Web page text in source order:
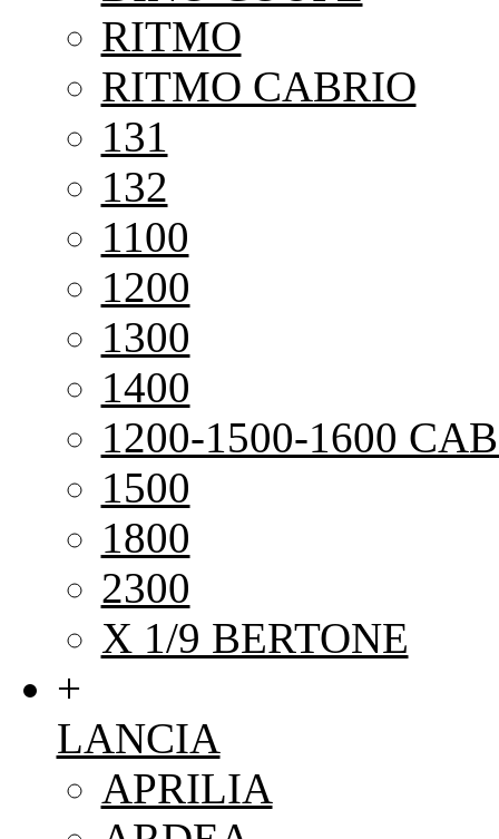
RITMO
RITMO CABRIO
131
132
1100
1200
1300
1400
1200-1500-1600
1500
1800
2300
X 1/9 BERTONE
+
LANCIA
APRILIA